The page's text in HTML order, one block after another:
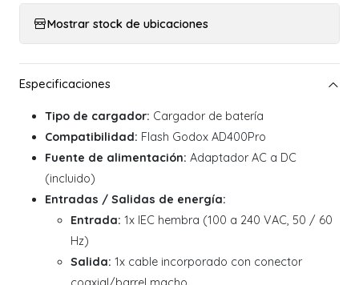
Mostrar stock de ubicaciones
Tipo de cargador: Cargador de batería
Compatibilidad: Flash Godox AD400Pro
Fuente de alimentación: Adaptador AC a DC
(incluido)
Entradas / Salidas de energía:
Entrada: 1x IEC hembra (100 a 240 VAC, 50 / 60
Hz)
Salida: 1x cable incorporado con conector